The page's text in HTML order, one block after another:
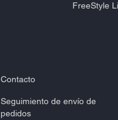
FreeStyle
Contacto
Seguimiento de envío de
pedidos